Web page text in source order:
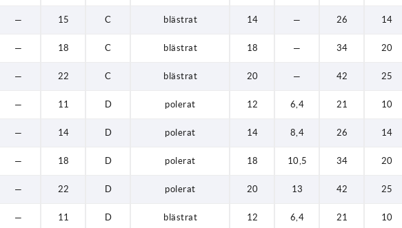
— 15 C blästrat 14 — 26 14
— 18 C blästrat 18 — 34 20
— 22 C blästrat 20 — 42 25
— 11 D polerat 12 6,4 21 10
— 14 D polerat 14 8,4 26 14
— 18 D polerat 18 10,5 34 20
— 22 D polerat 20 13 42 25
— 11 D blästrat 12 6,4 21 10